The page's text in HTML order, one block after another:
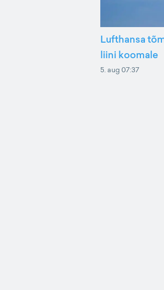
Lufthansa
liini koomale
5. aug 07:37